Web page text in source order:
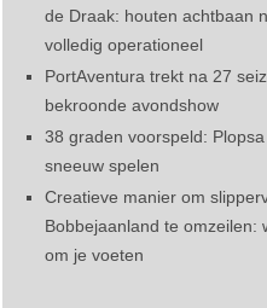
de Draak: houten achtbaan
volledig operationeel
PortAventura trekt na 27
bekroonde avondshow
38 graden voorspeld:
sneeuw spelen
Creatieve manier om
Bobbejaanland te omzeilen:
om je voeten